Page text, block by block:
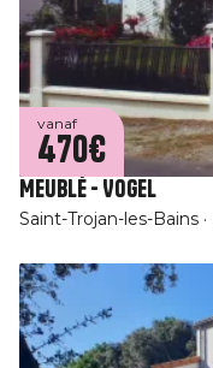
vanaf
470€
Meublé - Vogel
Saint-Trojan-les-Bains